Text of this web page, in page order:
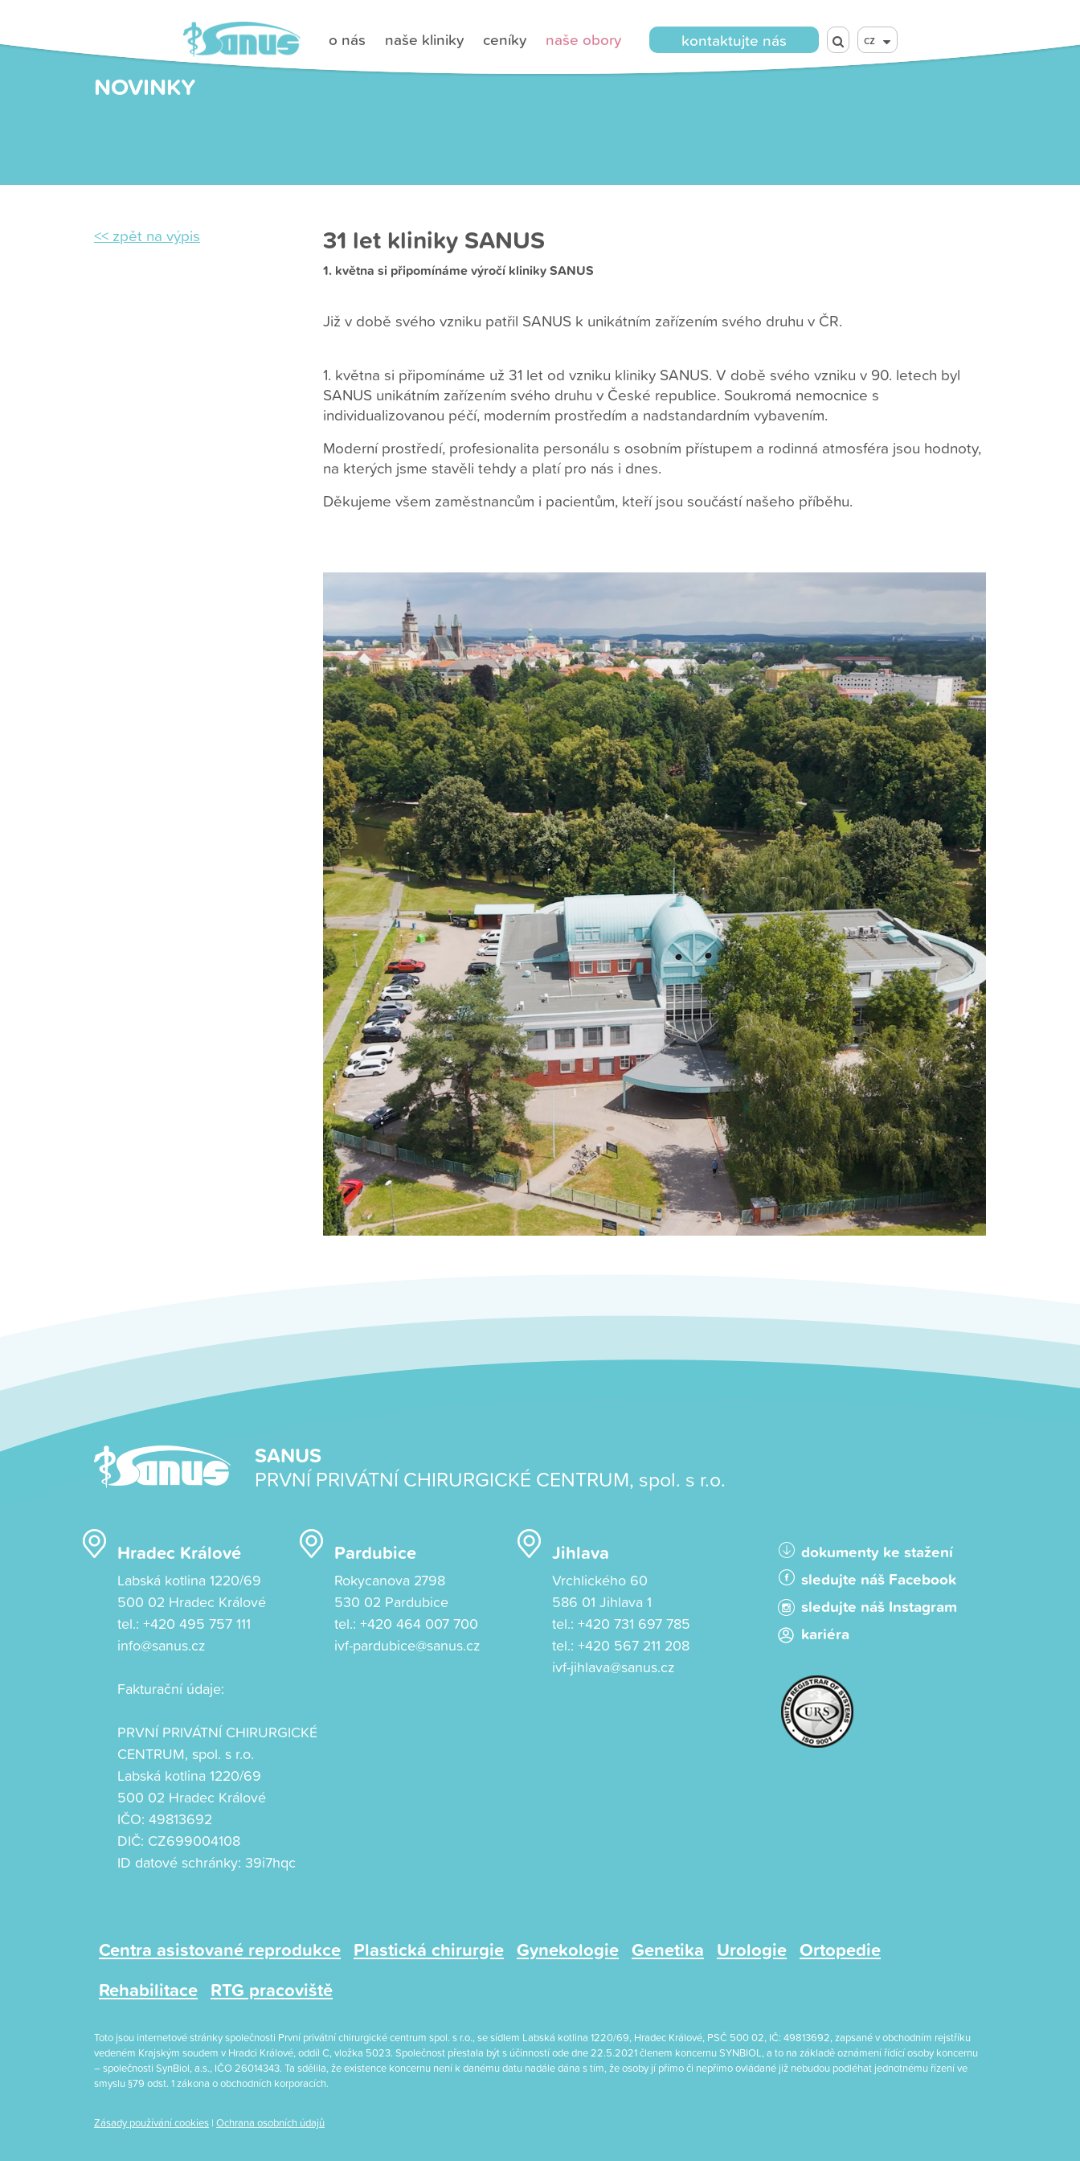
o nás naše kliniky ceníky naše obory kontaktujte nás cz
NOVINKY
<< zpět na výpis 31 let kliniky SANUS
1. května si připomínáme výročí kliniky SANUS
Již v době svého vzniku patřil SANUS k unikátním zařízením svého druhu v ČR.
1. května si připomínáme už 31 let od vzniku kliniky SANUS. V době svého vzniku v 90. letech byl
SANUS unikátním zařízením svého druhu v České republice. Soukromá nemocnice s
individualizovanou péčí, moderním prostředím a nadstandardním vybavením.
Moderní prostředí, profesionalita personálu s osobním přístupem a rodinná atmosféra jsou hodnoty,
na kterých jsme stavěli tehdy a platí pro nás i dnes.
Děkujeme všem zaměstnancům i pacientům, kteří jsou součástí našeho příběhu.
SANUS
PRVNÍ PRIVÁTNÍ CHIRURGICKÉ CENTRUM, spol. s r.o.
Hradec Králové
Labská kotlina 1220/69
500 02 Hradec Králové
tel.: +420 495 757 111
info@sanus.cz
Fakturační údaje:
PRVNÍ PRIVÁTNÍ CHIRURGICKÉ
CENTRUM, spol. s r.o.
Labská kotlina 1220/69
500 02 Hradec Králové
IČO: 49813692
DIČ: CZ699004108
ID datové schránky: 39i7hqc
Pardubice
Rokycanova 2798
530 02 Pardubice
tel.:+420 464 007 700
ivf-pardubice@sanus.cz
Jihlava
Vrchlického 60
586 01 Jihlava 1
tel.: +420 731 697 785
tel.: +420 567 211 208
ivf-jihlava@sanus.cz
dokumenty ke stažení
sledujte náš Facebook
sledujte náš Instagram
kariéra
Centra asistované reprodukce Plastická chirurgie Gynekologie Genetika Urologie Ortopedie
Rehabilitace RTG pracoviště
Toto jsou internetové stránky společnosti První privátní chirurgické centrum spol. s r.o., se sídlem Labská kotlina 1220/69, Hradec Králové, PSČ 500 02, IČ: 49813692, zapsané v obchodním rejstříku
vedeném Krajským soudem v Hradci Králové, oddíl C, vložka 5023. Společnost přestala být s účinností ode dne 22.5.2021 členem koncernu SYNBIOL, a to na základě oznámení řídící osoby koncernu
– společnosti SynBiol, a.s., IČO 26014343. Ta sdělila, že existence koncernu není k danému datu nadále dána s tím, že osoby jí přímo či nepřímo ovládané již nebudou podléhat jednotnému řízení ve
smyslu §79 odst. 1 zákona o obchodních korporacích.
Zásady používání cookies | Ochrana osobních údajů